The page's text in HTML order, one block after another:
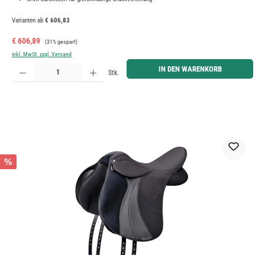
Varianten ab € 606,83
Verkaufspreis:
€ 606,89 Regulärer Preis:
(31% gespart)
inkl. MwSt. zzgl. Versand
Produkt Anzahl: Gib den gewünschten Wert ein oder benutze die Schaltflächen um die Anzahl zu
Stk. IN DEN WARENKORB
%